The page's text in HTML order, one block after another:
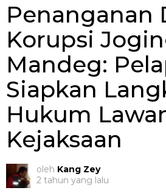
Penanganan
Korupsi
Mandeg:
Siapkan
Hukum
Kejaksaan
oleh Kang Zey
2 tahun yang lalu